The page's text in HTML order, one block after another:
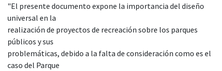
"El presente documento expone la importancia del diseño
universal en la
realización de proyectos de recreación sobre los parques
públicos y sus
problemáticas, debido a la falta de consideración como es el
caso del Parque